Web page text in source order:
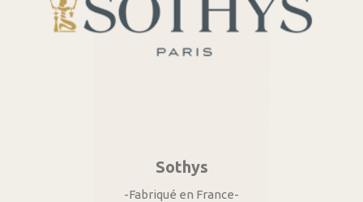
Sothys
-Fabriqué en France-